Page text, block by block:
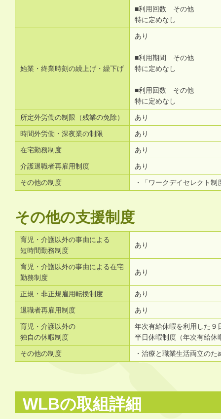
■利用回数 その他
特に定めなし
始業・終業時刻の繰上げ・繰下げ
あり
■利用期間 その他
特に定めなし
■利用回数 その他
特に定めなし
所定外労働の制限（残業の免除） あり
時間外労働・深夜業の制限 あり
在宅勤務制度 あり
介護退職者再雇用制度 あり
その他の制度 ・「ワークデイセレクト
その他の支援制度
育児・介護以外の事由による
短時間勤務制度
あり
育児・介護以外の事由による在宅
勤務制度
あり
正規・非正規雇用転換制度 あり
退職者再雇用制度 あり
育児・介護以外の
独自の休暇制度
年次有給休暇を利用した９
半日休暇制度（年次有給休
その他の制度 ・治療と職業生活両立の
WLBの取組詳細